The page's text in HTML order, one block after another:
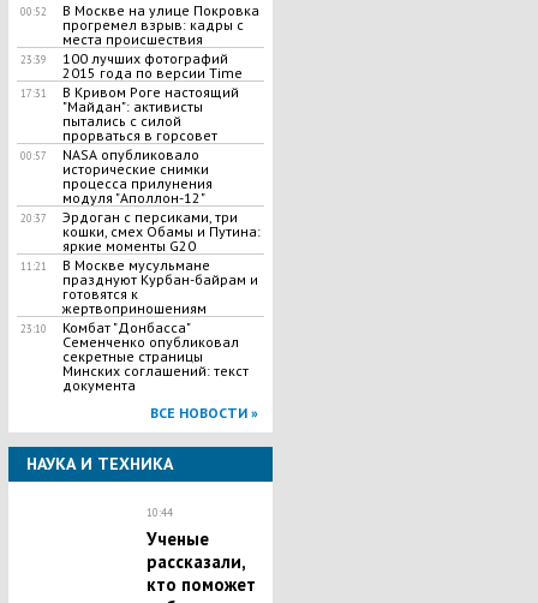
00:52
В Москве на улице Покровка
прогремел взрыв: кадры с
места происшествия
23:39
100 лучших фотографий
2015 года по версии Time
17:31
В Кривом Роге настоящий
"Майдан": активисты
пытались с силой
прорваться в горсовет
00:57
NASA опубликовало
исторические снимки
процесса прилунения
модуля "Аполлон-12"
20:37
Эрдоган с персиками, три
кошки, смех Обамы и Путина:
яркие моменты G20
11:21
В Москве мусульмане
празднуют Курбан-байрам и
готовятся к
жертвоприношениям
23:10
Комбат "Донбасса"
Семенченко опубликовал
секретные страницы
Минских соглашений: текст
документа
ВСЕ НОВОСТИ »
НАУКА И ТЕХНИКА
10:44
Ученые
рассказали,
кто поможет